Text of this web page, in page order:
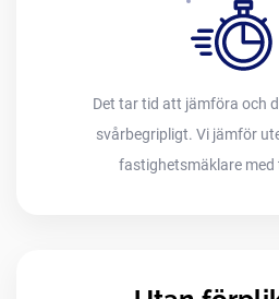
Det tar tid att jämföra och
svårbegripligt. Vi jämför
fastighetsmäklare med